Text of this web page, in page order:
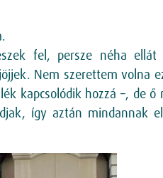
fel, persze néha ellát
Nem szerettem volna
kapcsolódik hozzá –, de
így aztán mindannak